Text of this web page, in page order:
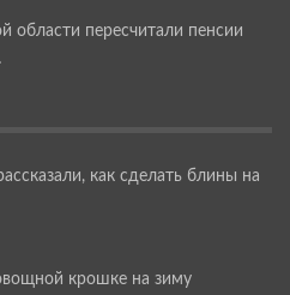
области пересчитали пенсии
как сделать блины на
крошке на зиму